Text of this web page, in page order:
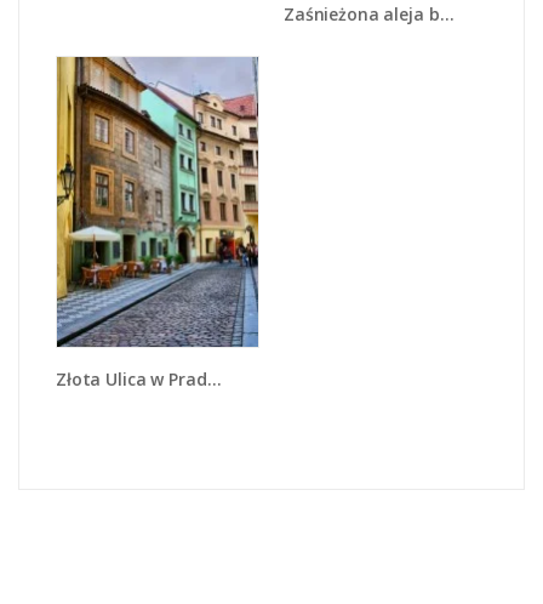
Zaśnieżona aleja bostońska - AM317
Złota Ulica w Pradze - AM524